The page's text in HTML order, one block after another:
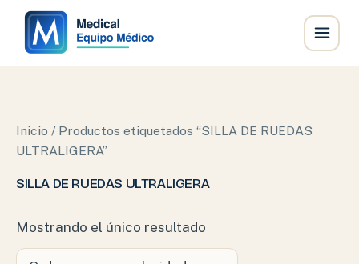
Inicio / Productos etiquetados “SILLA DE RUEDAS
ULTRALIGERA”
SILLA DE RUEDAS ULTRALIGERA
Mostrando el único resultado